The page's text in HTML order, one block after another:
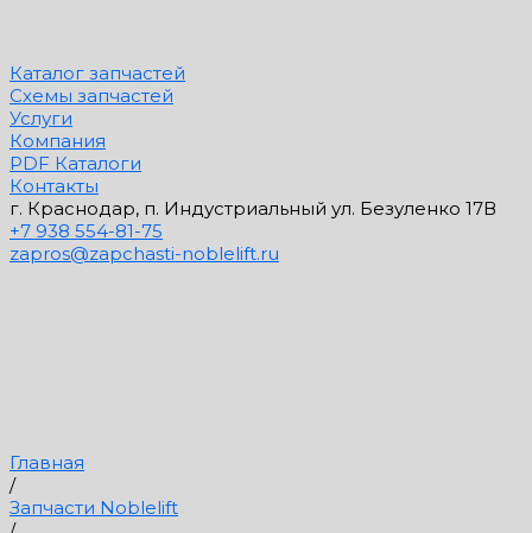
Каталог запчастей
Схемы запчастей
Услуги
Компания
PDF Каталоги
Контакты
г. Краснодар, п. Индустриальный ул. Безуленко 17В
+7 938 554-81-75
zapros@zapchasti-noblelift.ru
Главная
/
Запчасти Noblelift